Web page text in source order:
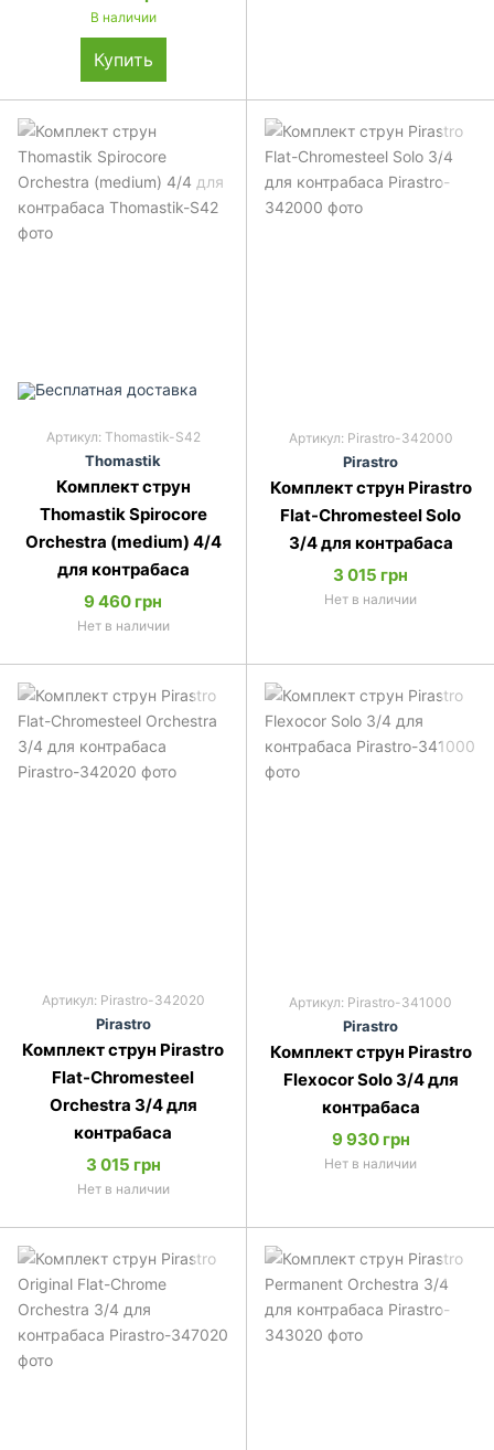
В наличии
Купить
Артикул: Thomastik-S42
Thomastik
Комплект струн
Thomastik Spirocore
Orchestra (medium) 4/4
для контрабаса
9 460 грн
Нет в наличии
Артикул: Pirastro-342000
Pirastro
Комплект струн Pirastro
Flat-Chromesteel Solo
3/4 для контрабаса
3 015 грн
Нет в наличии
Артикул: Pirastro-342020
Pirastro
Комплект струн Pirastro
Flat-Chromesteel
Orchestra 3/4 для
контрабаса
3 015 грн
Нет в наличии
Артикул: Pirastro-341000
Pirastro
Комплект струн Pirastro
Flexocor Solo 3/4 для
контрабаса
9 930 грн
Нет в наличии